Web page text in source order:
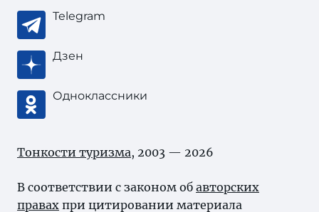
Telegram
Дзен
Одноклассники
Тонкости туризма, 2003 — 2026
В соответствии с законом об авторских
правах при цитировании материала